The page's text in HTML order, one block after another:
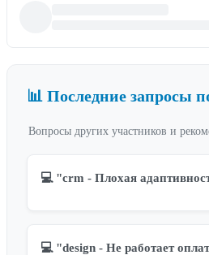
📊 Последние запросы
Вопросы других участников и
💻 "crm - Плохая
💻 "design - Не работает